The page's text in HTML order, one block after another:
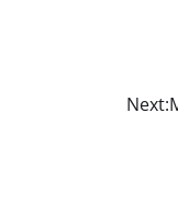
Next: